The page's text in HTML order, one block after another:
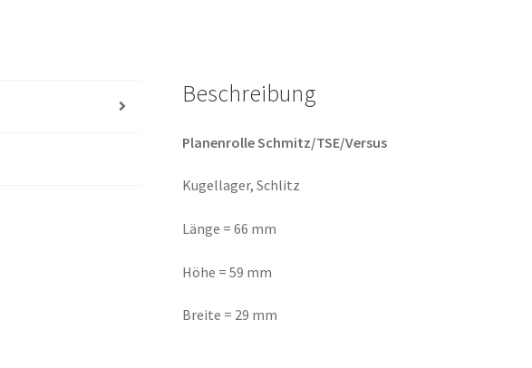
Beschreibung
Planenrolle Schmitz/TSE/Versus
Kugellager, Schlitz
Länge = 66 mm
Höhe = 59 mm
Breite = 29 mm